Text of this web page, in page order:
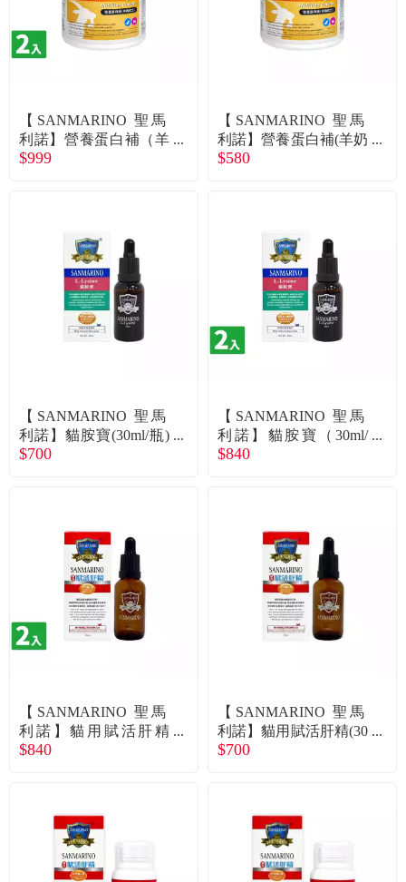
【SANMARINO 聖馬
利諾】營養蛋白補（羊
奶配方）（250g/罐）X
$999
【SANMARINO 聖馬
利諾】營養蛋白補(羊奶
配方)(250g/罐)（廠商直
$580
【SANMARINO 聖馬
利諾】貓胺寶(30ml/瓶)
（廠商直送）
$700
【SANMARINO 聖馬
利諾】貓胺寶（30ml/
瓶）X2入組（廠商直
$840
【SANMARINO 聖馬
利諾】貓用賦活肝精
（30ml/瓶）X2入組
$840
【SANMARINO 聖馬
利諾】貓用賦活肝精(30
ml/瓶)（廠商直送）
$700